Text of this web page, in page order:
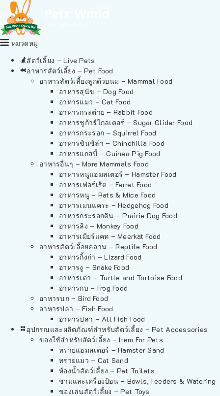
หมวดหมู่
สัตว์เลี้ยง – Live Pets
อาหารสัตว์เลี้ยง – Pet Food
อาหารสัตว์เลี้ยงลูกด้วยนม – Mammal Food
อาหารสุนัข – Dog Food
อาหารแมว – Cat Food
อาหารกระต่าย – Rabbit Food
อาหารชูก้าร์ไกลเดอร์ – Sugar Glider Food
อาหารกระรอก – Squirrel Food
อาหารชินชิล่า – Chinchilla Food
อาหารแกสบี้ – Guinea Pig Food
อาหารอื่นๆ – More Mammals Food
อาหารหนูแฮมสเตอร์ – Hamster Food
อาหารเฟอร์เร็ต – Ferret Food
อาหารหนู – Rats & Mice Food
อาหารเม่นแคระ – Hedgehog Food
อาหารกระรอกดิน – Prairie Dog Food
อาหารลิง – Monkey Food
อาหารเมียร์แคท – Meerkat Food
อาหารสัตว์เลี้อยคลาน – Reptile Food
อาหารกิ้งก่า – Lizard Food
อาหารงู – Snake Food
อาหารเต่า – Turtle and Tortoise Food
อาหารกบ – Frog Food
อาหารนก – Bird Food
อาหารปลา – Fish Food
อาหารปลา – All Fish Food
อุปกรณและผลิตภัณฑ์สำหรับสัตว์เลี้ยง – Pet Accessories
ของใช้สำหรับสัตว์เลี้ยง – Item For Pets
ทรายแฮมสเตอร์ – Hamster Sand
ทรายแมว – Cat Sand
ห้องน้ำสัตว์เลี้ยง – Pet Toilets
ชามและเครื่องป้อน – Bowls, Feeders & Watering
ของเล่นสัตว์เลี้ยง – Pet Toys